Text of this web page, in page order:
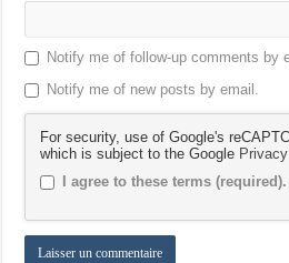
Notify me of follow-up comments by
Notify me of new posts by email.
For security, use of Google's
which is subject to the Google
I agree to these terms (required).